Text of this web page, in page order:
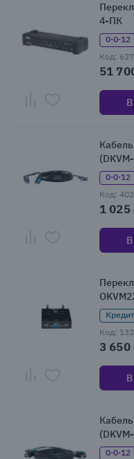
4-ПК
0·0·12
Код:
51
0·0·12
Код:
1 025
Код:
3 650
0·0·12